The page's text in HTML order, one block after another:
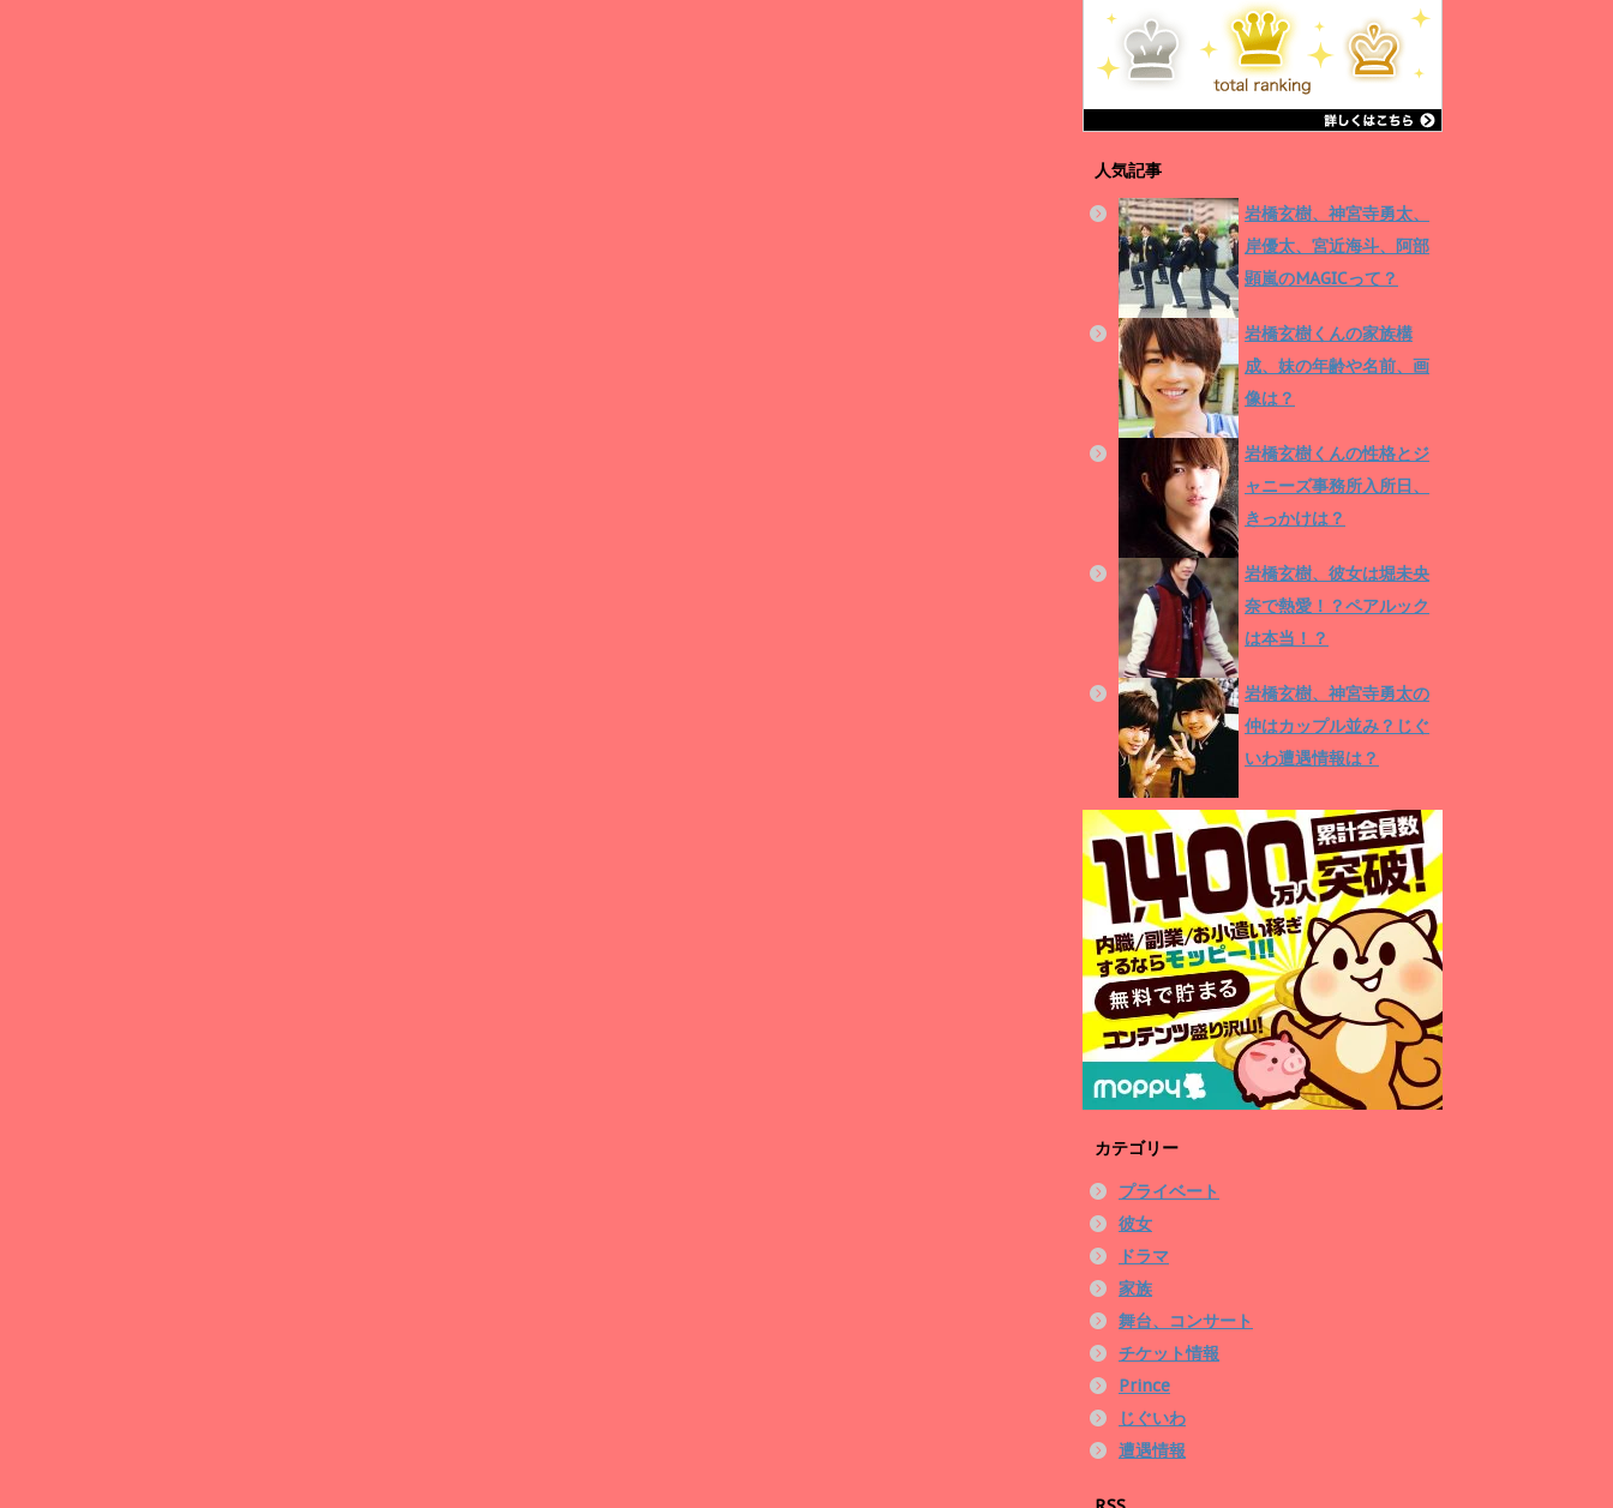
人気記事
岩橋玄樹、神宮寺勇太、
岸優太、宮近海斗、阿部
顕嵐のMAGICって？
岩橋玄樹くんの家族構
成、妹の年齢や名前、画
像は？
岩橋玄樹くんの性格とジ
ャニーズ事務所入所日、
きっかけは？
岩橋玄樹、彼女は堀未央
奈で熱愛！？ペアルック
は本当！？
岩橋玄樹、神宮寺勇太の
仲はカップル並み？じぐ
いわ遭遇情報は？
カテゴリー
プライベート
彼女
ドラマ
家族
舞台、コンサート
チケット情報
Prince
じぐいわ
遭遇情報